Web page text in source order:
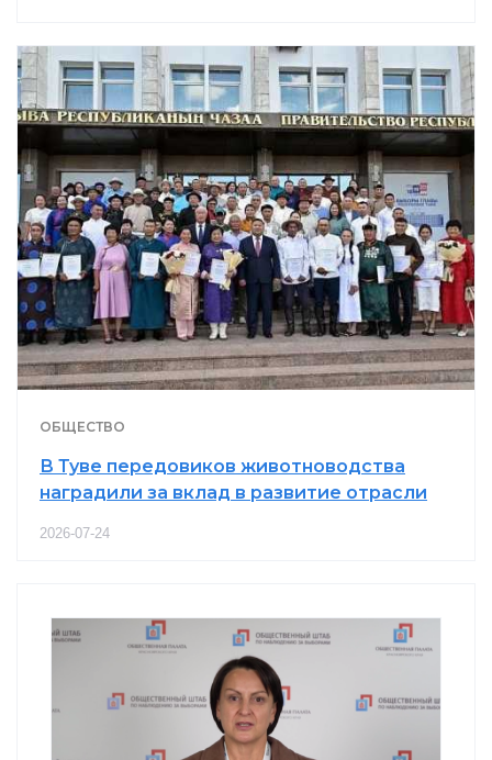
ОБЩЕСТВО
В Туве передовиков животноводства
наградили за вклад в развитие отрасли
2026-07-24